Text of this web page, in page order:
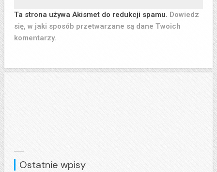
Ta strona używa Akismet do redukcji spamu. Dowiedz
się, w jaki sposób przetwarzane są dane Twoich
komentarzy.
Ostatnie wpisy